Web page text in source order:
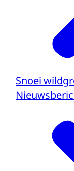
Snoei